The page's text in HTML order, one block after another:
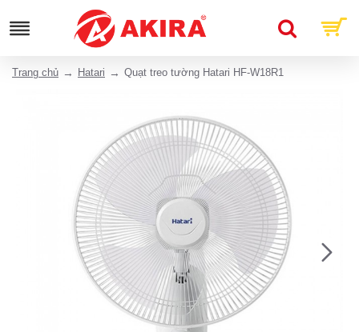
Trang chủ Hatari Quạt treo tường Hatari HF-W18R1